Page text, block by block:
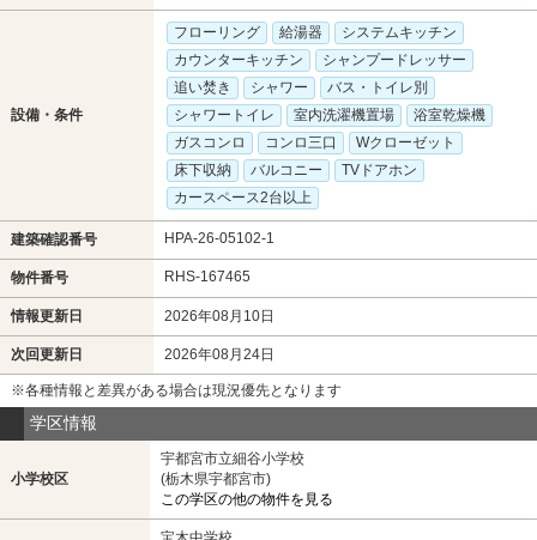
設備・条件
フローリング 給湯器
システムキッチン
カウンターキッチン
シャンプードレッサー
追い焚き
シャワー
バス・トイレ別
シャワートイレ
室内洗濯機置場
浴室乾燥機
ガスコンロ
コンロ三口
Wクローゼット
床下収納
バルコニー
TVドアホン
カースペース2台以上
建築確認番号 HPA-26-05102-1
物件番号 RHS-167465
情報更新日 2026年08月10日
次回更新日 2026年08月24日
※各種情報と差異がある場合は現況優先となります
学区情報
小学校区
宇都宮市立細谷小学校
(栃木県宇都宮市)
この学区の他の物件を見る